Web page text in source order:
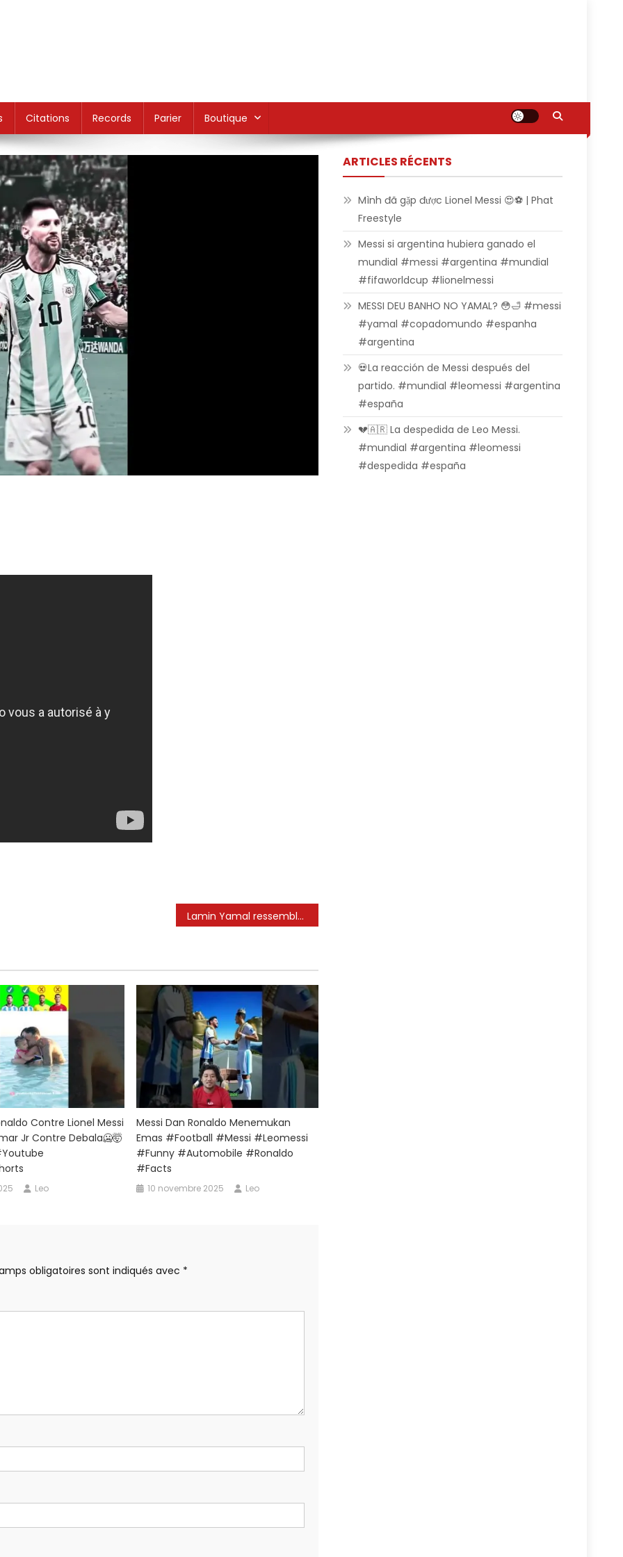
Citations Records Parier Boutique
Lamin Yamal ressemble-t-il autant à Messi ? | Lamine Yamal | Léo Messi | Coupe du monde | Shomoyer Alo Sports
Contre Lionel Messi
Jr Contre Debala🥶🤯
Leo
Messi Dan Ronaldo Menemukan
Emas #football #messi #leomessi
#funny #automobile #ronaldo
#facts
10 novembre 2025 Leo
obligatoires sont indiqués avec *
ARTICLES RÉCENTS
Mình đã gặp được Lionel Messi 😍⚽ | Phat
Freestyle
Messi si argentina hubiera ganado el
mundial #messi #argentina #mundial
#fifaworldcup #lionelmessi
MESSI DEU BANHO NO YAMAL? 😳🛁 #messi
#yamal #copadomundo #espanha
#argentina
💀La reacción de Messi después del
partido. #mundial #leomessi #argentina
#españa
💔🇦🇷 La despedida de Leo Messi.
#mundial #argentina #leomessi
#despedida #españa